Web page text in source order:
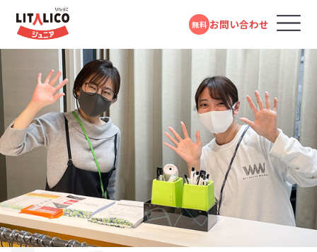
無料 お問い合わせ
コースのご案内
LITALICOジュニアとは
教室を探す
成長事例
LITALICOジュニアではお子さまの困りごとを「個」の要
因と「環境」の要因の組み合わさりによって生じるものと
考えています。お子さまの「できる」が増えること、つまり
個の側の変化も大事ですが、例えば「車いすに乗っている
人×階段」の組み合わせで生じる困りは「車いすに乗って
いる人×エレベーター」と環境を変えることでも減少し
ます。そのためLITALICOジュニアでは、お子さまの「やり
応用行動分析学とは、さまざまな研究で明らかにされた
行動の原理を日常の問題解決に応用していく学問です。
「行動に先立つきっかけ」と「行動の直後起きる結果」に着
目することで、行動が起こる理由や仕組みを分析し、理解
を深める考え方です。同じ行動でも、場面によって理由が
異なる場合もありますし、一見違う行動でも理由が同じ
という場合もあります。行動の理由について考えていくこ
LITALICOジュニアでは、お子さまの発達段階をより詳し
く知りお子さまに合ったステップで指導の計画をたてら
れるように、独自のスキルリストを使用し、今のスキル獲
得状況を確認しています。スキルの内容は、人間の発達
段階や学習指導要領などを参考にし、一人ひとりが自分
らしく生きるために必要なスキルを抽出したものです。お
子さまごとに得意なこと・苦手なことは異なりますので、
LITALICOジュニアの教育プログラムや指導員の研修は
発達障害児支援の専門家である井上雅彦教授（鳥取大
学大学院）、田中康雄医師（北海道大学名誉教授）による
監修をいただいています。また言語聴覚士や作業療法士
による研修やプログラム開発も行っています。
LITALICOジュニアでは、指導の質を高めるため、育成研
修をパスしたチューター、さらにエリア単位にスーパーバ
イザーを配置し、授業のアドバイスや指導員の育成に努
めています。指導員は、定期的に研修を受けながら指導
のスキルを高め、科学的理論に基づき、「なぜその行動を
するのか」環境や過去の背景、直前の刺激などに分けて、
お子さまの困難さの要因を分析し、最適なアプローチ方
LITALICOジュニアでは、自社でアセスメントツールや教
材プログラムの開発を行なっています。様々なお子さまの
特性や興味にあったプログラムを選択できるようこれま
で約１万点以上の教材を開発しています。
各教室のコースについて
パーソナルコース
発達障害や学習障害があるお子さまや発達が気にな
るお子さまを支援する学習塾・幼児教室です。受給者証
の有無に関係なく、すぐにご利用いただけます。
対象年齢：0歳～高校3年
スタンダードコース
児童福祉法に基づき運営している福祉サービスです。
パーソナルコース
100％自己負担で完全マンツーマンの
発達支援が受けられる教室
LITALICOジュニア
池袋教室
JR・西武池袋線・東京メトロ有楽町線・東京メトロ副都心線「池袋駅」より徒歩6分
LITALICOジュニア
池袋東口教室
フォームで
問い合わせる
電話で問い合わせる
0120-974-763
平日10:00～17:00／祝日除く